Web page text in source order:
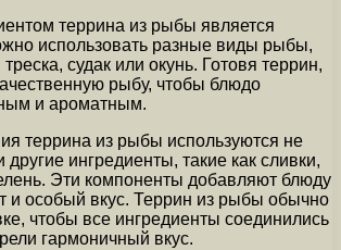
террина из рыбы является
использовать разные виды рыбы,
треска, судак или окунь. Готовя террин,
рыбу, чтобы блюдо
и ароматным.
террина из рыбы используются не
ингредиенты, такие как сливки,
Эти компоненты добавляют блюду
и особый вкус. Террин из рыбы обычно
чтобы все ингредиенты соединились
гармоничный вкус.